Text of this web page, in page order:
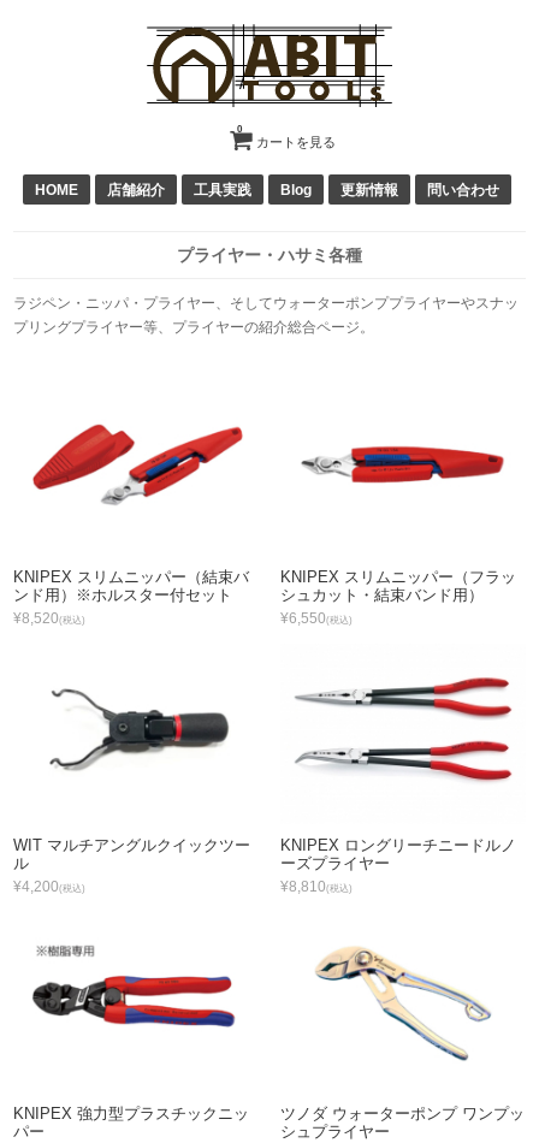
カートを見る
0
HOME 店舗紹介 工具実践 Blog 更新情報 問い合わせ
プライヤー・ハサミ各種
ラジペン・ニッパ・プライヤー、そしてウォーターポンププライヤーやスナッ
プリングプライヤー等、プライヤーの紹介総合ページ。
KNIPEX スリムニッパー（結束バ
ンド用）※ホルスター付セット
¥8,520(税込)
KNIPEX スリムニッパー（フラッ
シュカット・結束バンド用）
¥6,550(税込)
WIT マルチアングルクイックツー
ル
¥4,200(税込)
KNIPEX ロングリーチニードルノ
ーズプライヤー
¥8,810(税込)
KNIPEX 強力型プラスチックニッ
パー
ツノダ ウォーターポンプ ワンプッ
シュプライヤー